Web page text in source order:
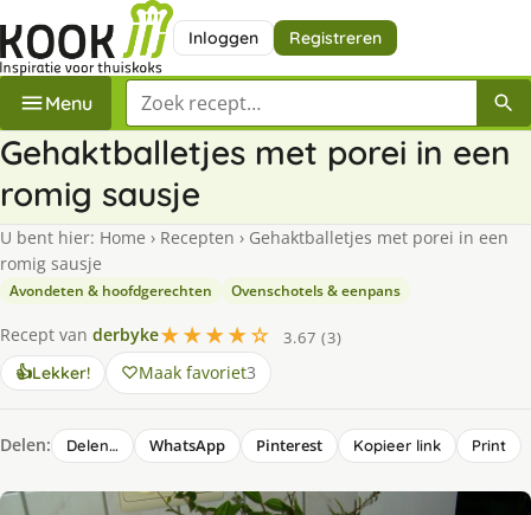
Inloggen Registreren
Menu Zoek een recept
Gehaktballetjes met porei in een
romig sausje
U bent hier: Home › Recepten › Gehaktballetjes met porei in een
romig sausje
Avondeten & hoofdgerechten Ovenschotels & eenpans
Recept van derbyke★★★★☆
3.67 (3)
👍Lekker! Maak favoriet3
Delen: Delen… WhatsApp Pinterest Kopieer link Print